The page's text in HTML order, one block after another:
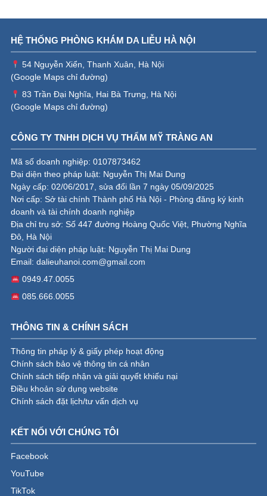
HỆ THỐNG PHÒNG KHÁM DA LIỄU HÀ NỘI
54 Nguyễn Xiển, Thanh Xuân, Hà Nội
(Google Maps chỉ đường)
83 Trần Đại Nghĩa, Hai Bà Trưng, Hà Nội
(Google Maps chỉ đường)
CÔNG TY TNHH DỊCH VỤ THẨM MỸ TRÀNG AN
Mã số doanh nghiệp: 0107873462
Đại diện theo pháp luật: Nguyễn Thị Mai Dung
Ngày cấp: 02/06/2017, sửa đổi lần 7 ngày 05/09/2025
Nơi cấp: Sở tài chính Thành phố Hà Nội - Phòng đăng ký kinh
doanh và tài chính doanh nghiệp
Địa chỉ trụ sở: Số 447 đường Hoàng Quốc Việt, Phường Nghĩa
Đô, Hà Nội
Người đại diện pháp luật: Nguyễn Thị Mai Dung
Email: dalieuhanoi.com@gmail.com
0949.47.0055
085.666.0055
THÔNG TIN & CHÍNH SÁCH
Thông tin pháp lý & giấy phép hoạt động
Chính sách bảo vệ thông tin cá nhân
Chính sách tiếp nhận và giải quyết khiếu nại
Điều khoản sử dụng website
Chính sách đặt lịch/tư vấn dịch vụ
KẾT NỐI VỚI CHÚNG TÔI
Facebook
YouTube
TikTok